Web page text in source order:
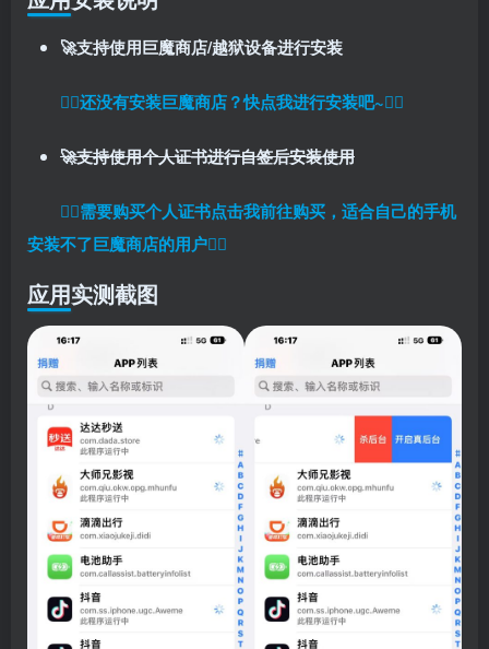
🚀支持使用巨魔商店/越狱设备进行安装
👉🏼还没有安装巨魔商店？快点我进行安装吧~👈🏼
🚀支持使用个人证书进行自签后安装使用
👉🏼需要购买个人证书点击我前往购买，适合自己的手机
安装不了巨魔商店的用户👈🏼
应用实测截图
扫码登录即表示同意用户协议、隐私声明